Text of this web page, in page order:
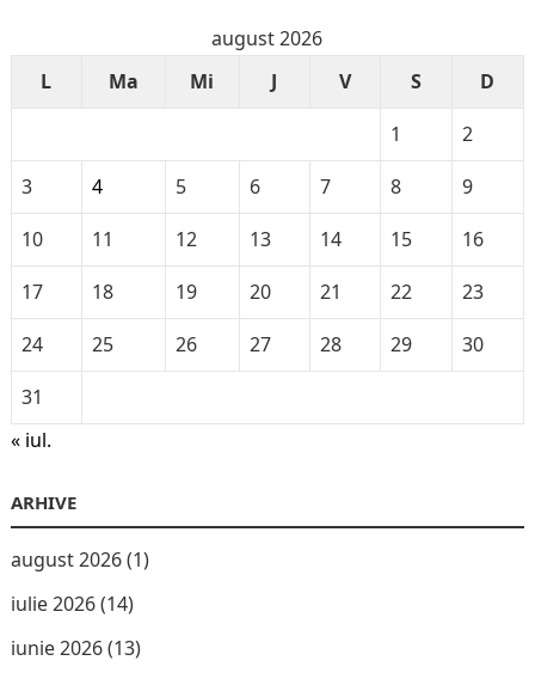
august 2026
L
Ma Mi J V S
D
1
2
3
4 5 6 7 8
9
10
11 12 13 14 15
16
17
18 19 20 21 22
23
24
25 26 27 28 29
30
31
« iul.
ARHIVE
august 2026(1)
iulie 2026(14)
iunie 2026(13)